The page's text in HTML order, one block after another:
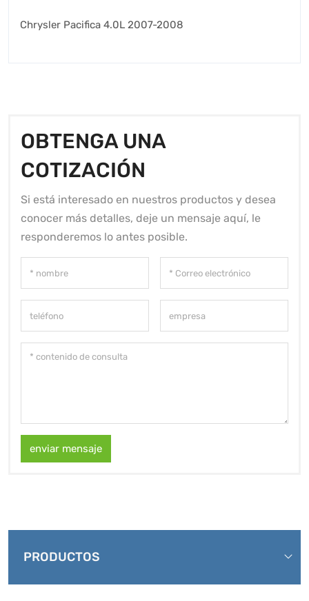
Chrysler Pacifica 4.0L 2007-2008
OBTENGA UNA
COTIZACIÓN
Si está interesado en nuestros productos y desea
conocer más detalles, deje un mensaje aquí, le
responderemos lo antes posible.
enviar mensaje
PRODUCTOS